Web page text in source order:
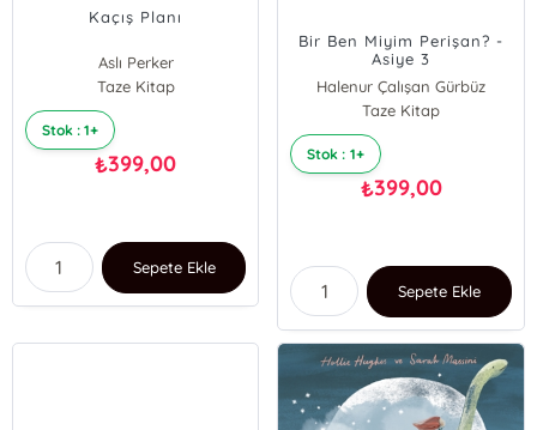
Kaçış Planı
Aslı Perker
Taze Kitap
Stok : 1+
₺399,00
Sepete Ekle
Bir Ben Miyim Perişan? -
Asiye 3
Halenur Çalışan Gürbüz
Taze Kitap
Stok : 1+
₺399,00
Sepete Ekle